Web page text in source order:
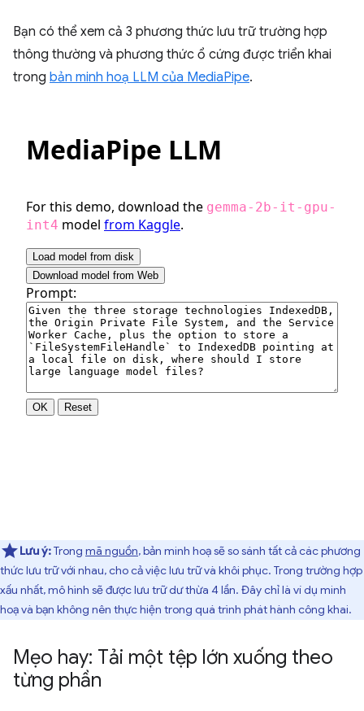
Bạn có thể xem cả 3 phương thức lưu trữ trường hợp
thông thường và phương thức ổ cứng được triển khai
trong bản minh hoạ LLM của MediaPipe.
Lưu ý:Trong mã nguồn, bản minh hoạ sẽ so sánh tất cả các phương
thức lưu trữ với nhau, cho cả việc lưu trữ và khôi phục. Trong trường hợp
xấu nhất, mô hình sẽ được lưu trữ dư thừa 4 lần. Đây chỉ là ví dụ minh
hoạ và bạn không nên thực hiện trong quá trình phát hành công khai.
Mẹo hay: Tải một tệp lớn xuống theo
từng phần